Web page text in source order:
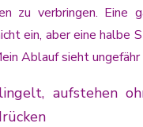
zu verbringen. Eine
ein, aber eine halbe
Ablauf sieht ungefähr
aufstehen